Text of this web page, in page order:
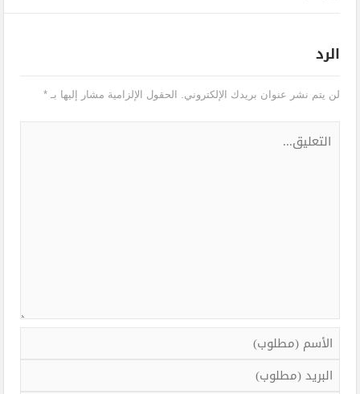
الرد
لن يتم نشر عنوان بريدك الإلكتروني. الحقول الإلزامية مشار إليها بـ*